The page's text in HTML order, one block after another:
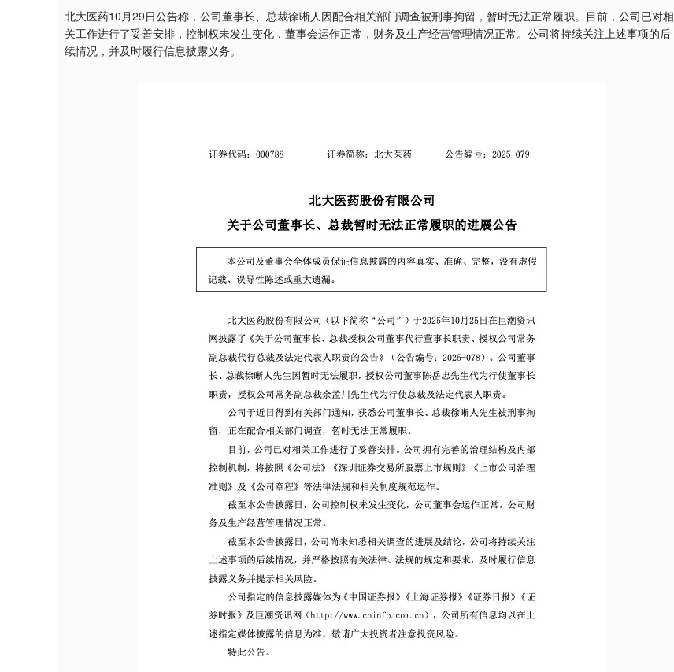
北大医药10月29日公告称，公司董事长、总裁徐晰人因配合相关部门调查被刑事拘留，暂时无法正常履职。目前，公司已对相
关工作进行了妥善安排，控制权未发生变化，董事会运作正常，财务及生产经营管理情况正常。公司将持续关注上述事项的后
续情况，并及时履行信息披露义务。